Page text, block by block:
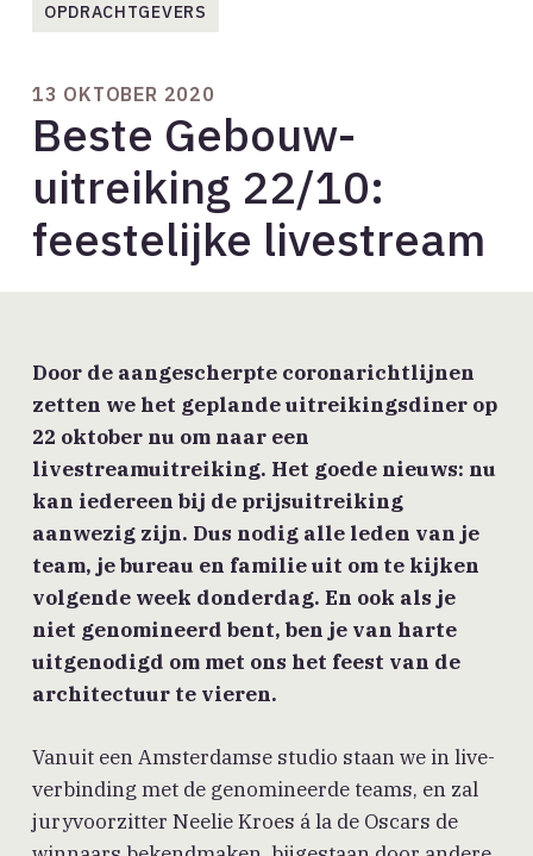
OPDRACHTGEVERS
13 OKTOBER 2020
Beste Gebouw-
uitreiking 22/10:
feestelijke livestream
Door de aangescherpte coronarichtlijnen
zetten we het geplande uitreikingsdiner op
22 oktober nu om naar een
livestreamuitreiking. Het goede nieuws: nu
kan iedereen bij de prijsuitreiking
aanwezig zijn. Dus nodig alle leden van je
team, je bureau en familie uit om te kijken
volgende week donderdag. En ook als je
niet genomineerd bent, ben je van harte
uitgenodigd om met ons het feest van de
architectuur te vieren.
Vanuit een Amsterdamse studio staan we in live-
verbinding met de genomineerde teams, en zal
juryvoorzitter Neelie Kroes á la de Oscars de